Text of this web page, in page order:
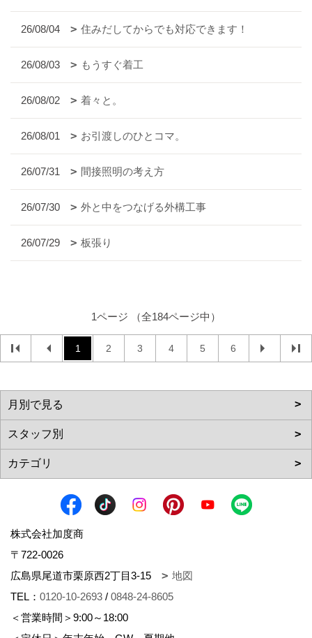
26/08/04 住みだしてからでも対応できます！
26/08/03 もうすぐ着工
26/08/02 着々と。
26/08/01 お引渡しのひとコマ。
26/07/31 間接照明の考え方
26/07/30 外と中をつなげる外構工事
26/07/29 板張り
1ページ （全184ページ中）
1 2 3 4 5 6
株式会社加度商
〒722-0026
広島県尾道市栗原西2丁目3-15
地図
TEL： 0120-10-2693 / 0848-24-8605
＜営業時間＞9:00～18:00